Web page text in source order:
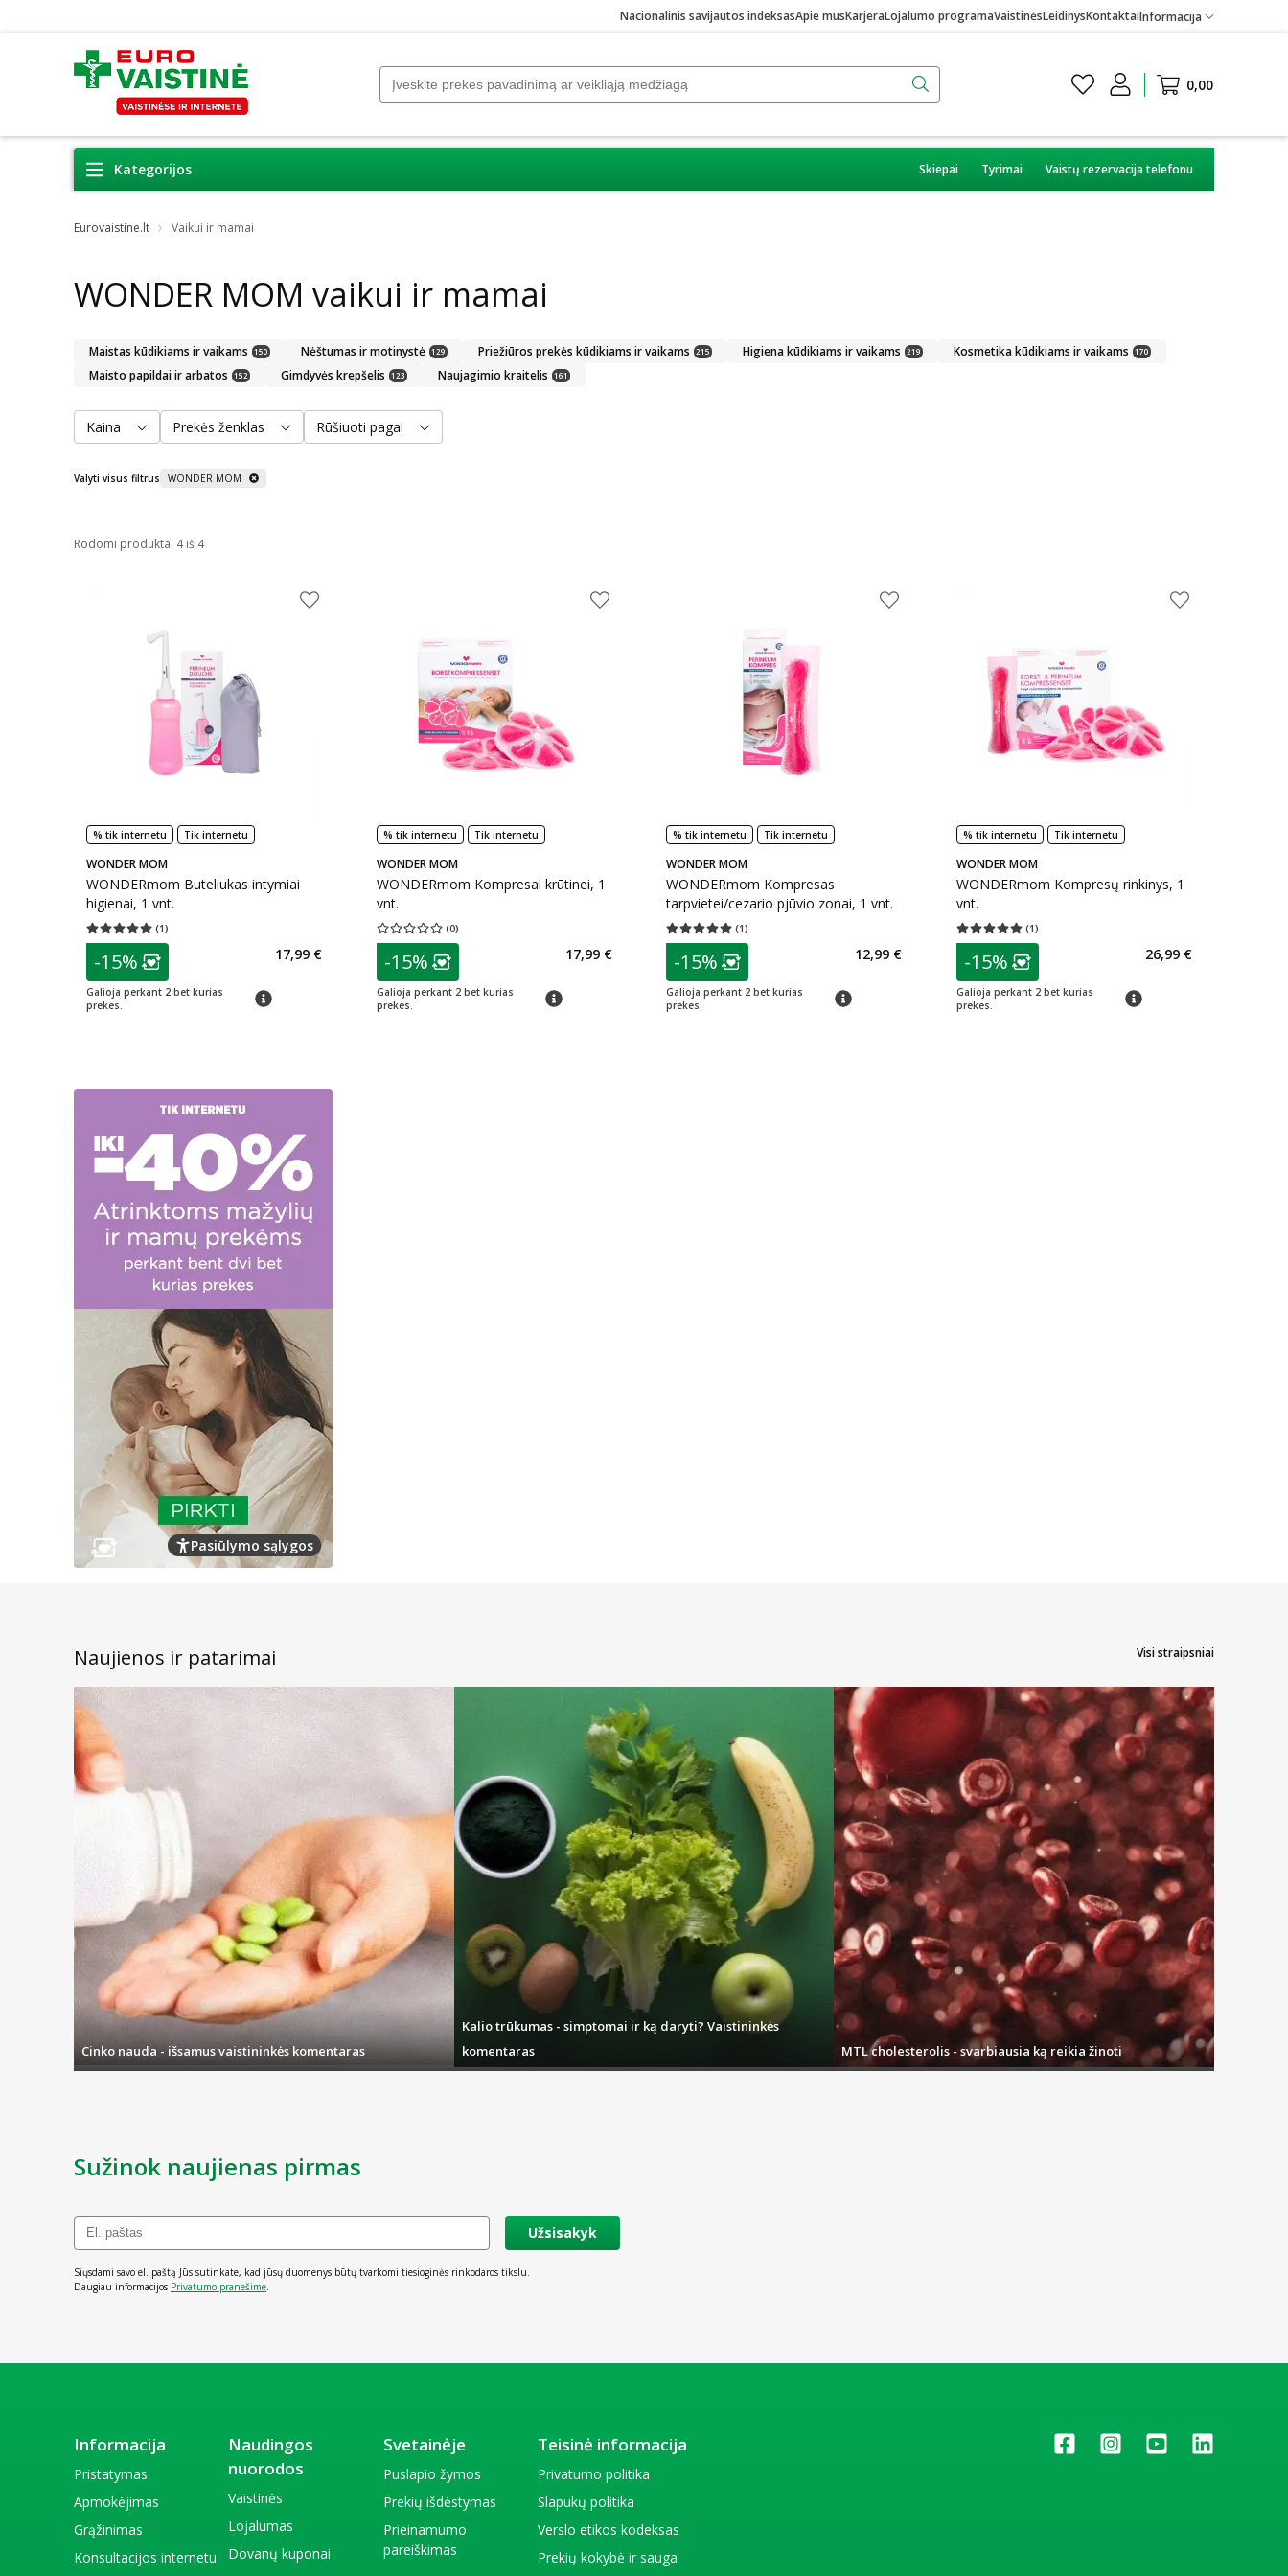
Nacionalinis savijautos indeksasApie musKarjeraLojalumo programaVaistinėsLeidinysKontaktaiInformacija
0,00
Kategorijos Skiepai Tyrimai Vaistų rezervacija telefonu
Eurovaistine.lt Vaikui ir mamai
WONDER MOM vaikui ir mamai
Maistas kūdikiams ir vaikams 150 Nėštumas ir motinystė 129 Priežiūros prekės kūdikiams ir vaikams 215 Higiena kūdikiams ir vaikams 219 Kosmetika kūdikiams ir vaikams 170
Maisto papildai ir arbatos 152 Gimdyvės krepšelis 123 Naujagimio kraitelis 161
Kaina Prekės ženklas Rūšiuoti pagal
Valyti visus filtrus WONDER MOM
Rodomi produktai 4 iš 4
% tik internetu Tik internetu
WONDER MOM
WONDERmom Buteliukas intymiai
higienai, 1 vnt.
(1)
Vidutinis įvertinimas 5.00
patarimas
Lojalumo klubo narių nuolaida:
-15%
Galioja perkant 2 bet kurias
prekes.
patarimas
17,99 €
% tik internetu Tik internetu
WONDER MOM
WONDERmom Kompresai krūtinei, 1
vnt.
(0)
Vidutinis įvertinimas 0.00
patarimas
Lojalumo klubo narių nuolaida:
-15%
Galioja perkant 2 bet kurias
prekes.
patarimas
17,99 €
% tik internetu Tik internetu
WONDER MOM
WONDERmom Kompresas
tarpvietei/cezario pjūvio zonai, 1 vnt.
(1)
Vidutinis įvertinimas 5.00
patarimas
Lojalumo klubo narių nuolaida:
-15%
Galioja perkant 2 bet kurias
prekes.
patarimas
12,99 €
% tik internetu Tik internetu
WONDER MOM
WONDERmom Kompresų rinkinys, 1
vnt.
(1)
Vidutinis įvertinimas 5.00
patarimas
Lojalumo klubo narių nuolaida
-15%
Galioja perkant 2 bet kurias
prekes.
patarimas
26,99 €
Pasiūlymo sąlygos
Naujienos ir patarimai Visi straipsniai
Cinko nauda - išsamus vaistininkės komentaras
Kalio trūkumas - simptomai ir ką daryti? Vaistininkės
komentaras
MTL cholesterolis - svarbiausia ką reikia žinoti
Sužinok naujienas pirmas
Užsisakyk
Siųsdami savo el. paštą Jūs sutinkate, kad jūsų duomenys būtų tvarkomi tiesioginės rinkodaros tikslu.
Daugiau informacijos Privatumo pranešime
Informacija
Pristatymas
Apmokėjimas
Grąžinimas
Konsultacijos internetu
Naudingos
nuorodos
Vaistinės
Lojalumas
Dovanų kuponai
Svetainėje
Puslapio žymos
Prekių išdėstymas
Prieinamumo
pareiškimas
Teisinė informacija
Privatumo politika
Slapukų politika
Verslo etikos kodeksas
Prekių kokybė ir sauga